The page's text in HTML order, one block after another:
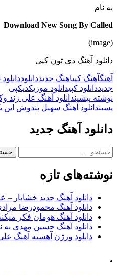
به نام
Download New Song By Called
(image)
دانلود آهنگ دی تون کپی
آهنگآهنگ کپیاهنگ جدیددانلوددانلود mp3
جدیددانلود کپیدانلود موزیکدیکپی
ناوبری
نوشته
نوشته پیشیندانلود آهنگ علی زند
پسیندانلود آهنگ سهیل پندوش این
دانلود آهنگ جدید
جستجو
نوشته‌های تازه
دانلود آهنگ جدید خشایار –
دانلود آهنگ محمودرضا
دانلود آهنگ هومان فکر
دانلود آهنگ حسین مهدی به
دانلود ورژن آهسته آهنگ
.